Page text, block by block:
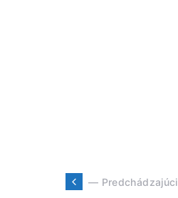
— Predchádzajúci